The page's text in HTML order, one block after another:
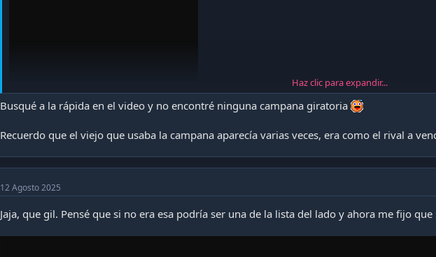
Haz clic para expandir...
Busqué a la rápida en el video y no encontré ninguna campana giratoria
Recuerdo que el viejo que usaba la campana aparecía varias veces, era como el rival a
12 Agosto 2025
Jaja, que gil. Pensé que si no era esa podría ser una de la lista del lado y ahora me fijo